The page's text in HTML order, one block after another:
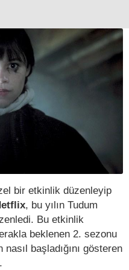
bir etkinlik düzenleyip
, bu yılın Tudum
Bu etkinlik
beklenen 2. sezonu
başladığını gösteren